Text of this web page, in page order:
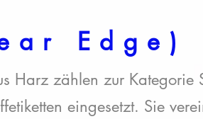
Edge)
Harz zählen zur
eingesetzt. Sie